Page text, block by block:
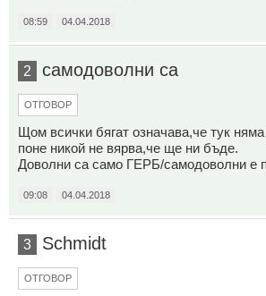
08:59 04.04.2018
2 самодоволни са
ОТГОВОР
Щом всички бягат означава,че тук
поне никой не вярва,че ще ни бъде.
Доволни са само ГЕРБ/самодоволни е
09:08 04.04.2018
3 Schmidt
ОТГОВОР